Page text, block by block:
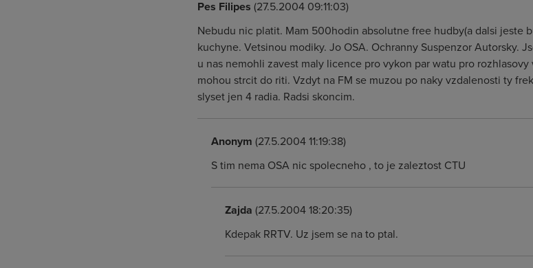
Pes Filipes (27.5.2004 09:11:03)
Nebudu nic platit. Mam 500hodin absolutne free hudby(a dalsi jeste
kuchyne. Vetsinou modiky. Jo OSA. Ochranny Suspenzor Autorsky.
u nas nemohli zavest maly licence pro vykon par watu pro
mohou strcit do riti. Vzdyt na FM se muzou po naky vzdalenosti ty
slyset jen 4 radia. Radsi skoncim.
Anonym (27.5.2004 11:19:38)
S tim nema OSA nic spolecneho , to je zaleztost CTU
Zajda (27.5.2004 18:20:35)
Kdepak RRTV. Uz jsem se na to ptal.